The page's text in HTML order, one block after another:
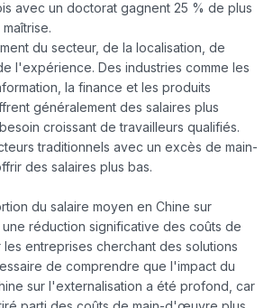
avec un doctorat gagnent 25 % de plus
du secteur, de la localisation, de
l'expérience. Des industries comme les
la finance et les produits
généralement des salaires plus
croissant de travailleurs qualifiés.
traditionnels avec un excès de main-
des salaires plus bas.
du salaire moyen en Chine sur
réduction significative des coûts de
entreprises cherchant des solutions
de comprendre que l'impact du
sur l'externalisation a été profond, car